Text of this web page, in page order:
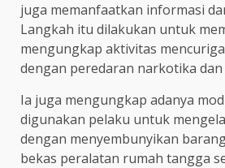
juga memanfaatkan informasi
Langkah itu dilakukan untuk
mengungkap aktivitas
dengan peredaran narkotika
Ia juga mengungkap adanya
digunakan pelaku untuk
dengan menyembunyikan
bekas peralatan rumah tangga